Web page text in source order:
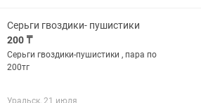
Серьги гвоздики- пушистики
200 ₸
Серьги гвоздики-пушистики , пара по
200тг
Уральск, 21 июля